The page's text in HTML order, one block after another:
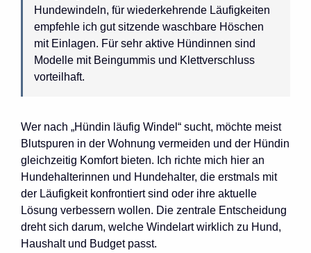
Hundewindeln, für wiederkehrende Läufigkeiten
empfehle ich gut sitzende waschbare Höschen
mit Einlagen. Für sehr aktive Hündinnen sind
Modelle mit Beingummis und Klettverschluss
vorteilhaft.
Wer nach „Hündin läufig Windel“ sucht, möchte meist
Blutspuren in der Wohnung vermeiden und der Hündin
gleichzeitig Komfort bieten. Ich richte mich hier an
Hundehalterinnen und Hundehalter, die erstmals mit
der Läufigkeit konfrontiert sind oder ihre aktuelle
Lösung verbessern wollen. Die zentrale Entscheidung
dreht sich darum, welche Windelart wirklich zu Hund,
Haushalt und Budget passt.